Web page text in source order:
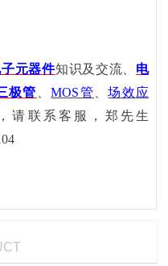
元器件知识及交流、 电
极管 、MOS管 、场效应
请联系客服，郑先生